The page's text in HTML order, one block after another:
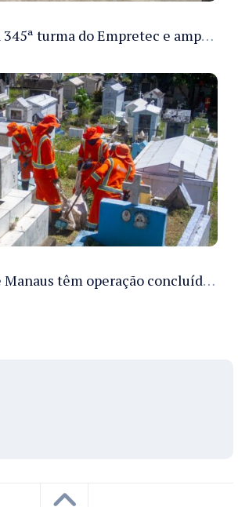
Manaus forma 345ª turma do Empretec e amplia qualificação de empreendedores na cidade
Cemitérios de Manaus têm operação concluída e estrutura pronta para receber famílias no Dia dos Pais